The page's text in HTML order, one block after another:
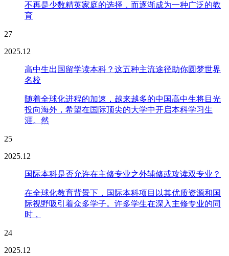
不再是少数精英家庭的选择，而逐渐成为一种广泛的教
育
27
2025.12
高中生出国留学读本科？这五种主流途径助你圆梦世界
名校
随着全球化进程的加速，越来越多的中国高中生将目光
投向海外，希望在国际顶尖的大学中开启本科学习生
涯。然
25
2025.12
国际本科是否允许在主修专业之外辅修或攻读双专业？
在全球化教育背景下，国际本科项目以其优质资源和国
际视野吸引着众多学子。许多学生在深入主修专业的同
时，
24
2025.12